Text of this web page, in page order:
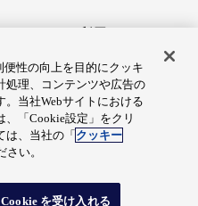
Cookie設定
Co., Ltd.
便性の向上を目的にクッキ
処理、コンテンツや広告の
当社Webサイトにおける
「Cookie設定」をクリ
は、当社の「 クッキー
さい。
Cookie を受け入れる